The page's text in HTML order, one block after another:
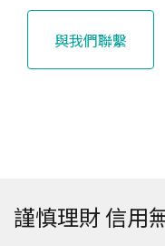
與我們聯繫
謹慎理財 信用